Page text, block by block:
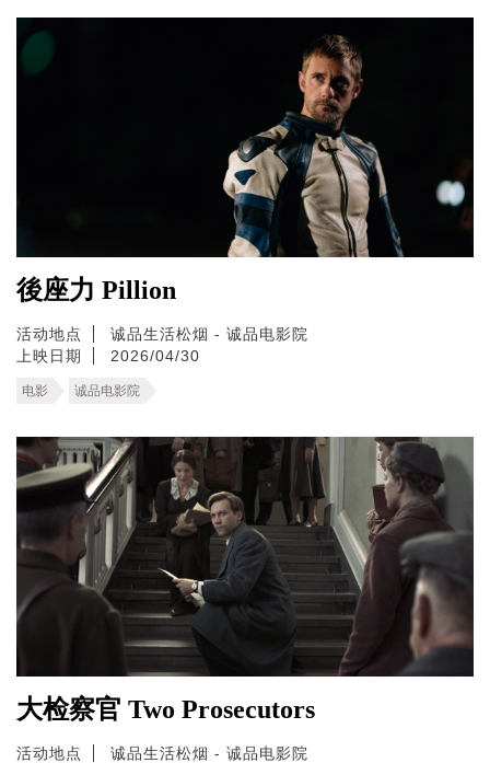
後座力 Pillion
活动地点
诚品生活松烟 - 诚品电影院
上映日期
2026/04/30
电影 诚品电影院
大检察官 Two Prosecutors
活动地点
诚品生活松烟 - 诚品电影院